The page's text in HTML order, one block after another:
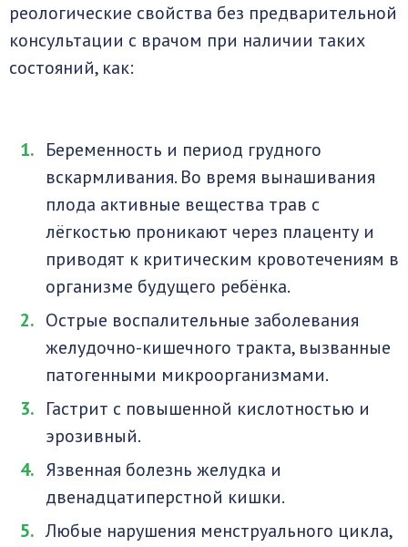
реологические свойства без предварительной
консультации с врачом при наличии таких
состояний, как:
Беременность и период грудного
вскармливания. Во время вынашивания
плода активные вещества трав с
лёгкостью проникают через плаценту и
приводят к критическим кровотечениям в
организме будущего ребёнка.
Острые воспалительные заболевания
желудочно-кишечного тракта, вызванные
патогенными микроорганизмами.
Гастрит с повышенной кислотностью и
эрозивный.
Язвенная болезнь желудка и
двенадцатиперстной кишки.
Любые нарушения менструального цикла,